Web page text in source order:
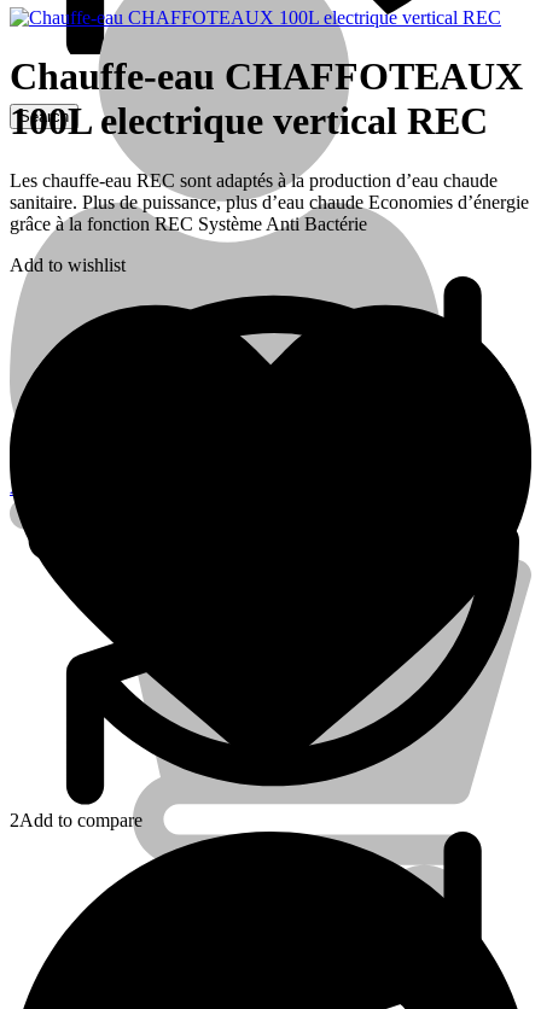
Contactez nous
Account
Chauffe-eau CHAFFOTEAUX
100L electrique vertical REC
Les chauffe-eau REC sont adaptés à la production d’eau chaude
sanitaire. Plus de puissance, plus d’eau chaude Economies d’énergie
grâce à la fonction REC Système Anti Bactérie
Add to wishlist
2Add to compare